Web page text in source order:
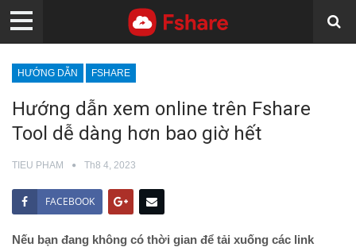
HƯỚNG DẪN FSHARE
Hướng dẫn xem online trên Fshare
Tool dễ dàng hơn bao giờ hết
TIEU PHAM Th8 4, 2023
FACEBOOK
Nếu bạn đang không có thời gian để tải xuống các link